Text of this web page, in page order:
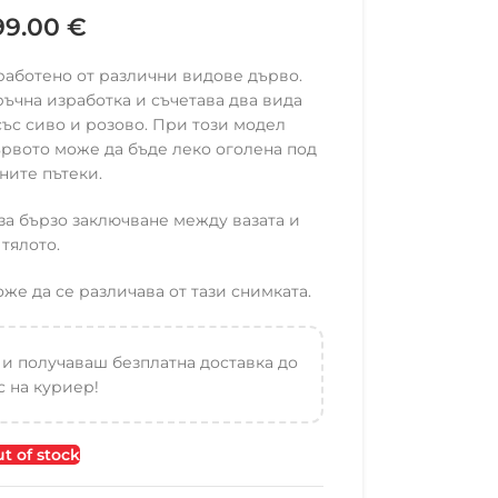
€
от различни видове дърво.
изработка и съчетава два вида
сиво и розово. При този модел
може да бъде леко оголена под
пътеки.
бързо заключване между вазата и
тялото.
да се различава от тази снимката.
получаваш безплатна доставка до
на куриер!
of stock